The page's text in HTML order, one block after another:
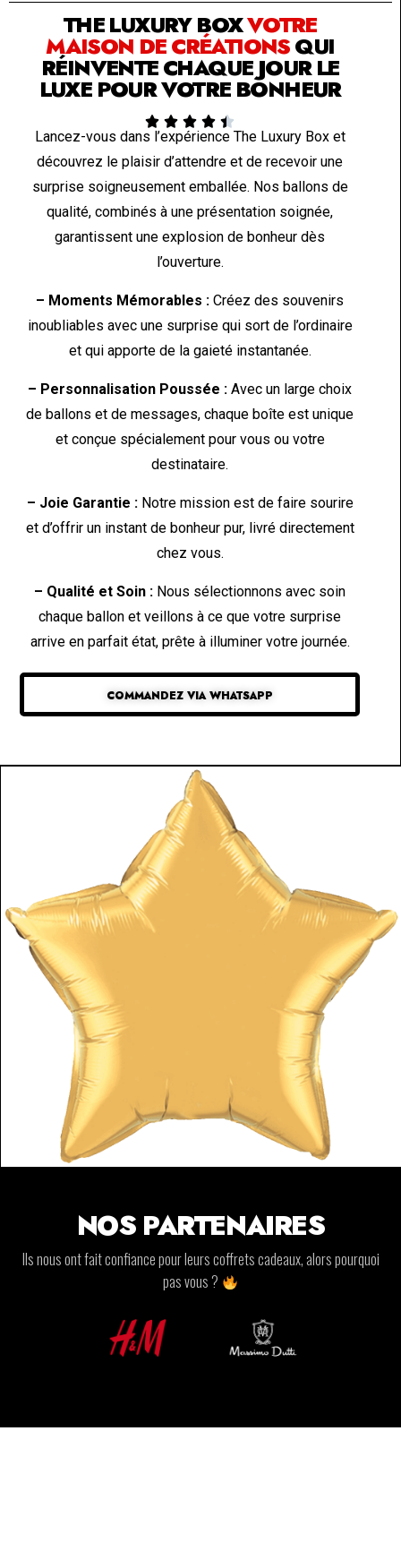
THE LUXURY BOXVOTRE
MAISON DE CRÉATIONSQUI
RÉINVENTE CHAQUE JOUR LE
LUXE POUR VOTRE BONHEUR
    
Lancez-vous dans l’expérience The Luxury Box et
découvrez le plaisir d’attendre et de recevoir une
surprise soigneusement emballée. Nos ballons de
qualité, combinés à une présentation soignée,
garantissent une explosion de bonheur dès
l’ouverture.
– Moments Mémorables : Créez des souvenirs
inoubliables avec une surprise qui sort de l’ordinaire
et qui apporte de la gaieté instantanée.
– Personnalisation Poussée : Avec un large choix
de ballons et de messages, chaque boîte est unique
et conçue spécialement pour vous ou votre
destinataire.
– Joie Garantie :Notre mission est de faire sourire
et d’offrir un instant de bonheur pur, livré directement
chez vous.
– Qualité et Soin : Nous sélectionnons avec soin
chaque ballon et veillons à ce que votre surprise
arrive en parfait état, prête à illuminer votre journée.
COMMANDEZ VIA WHATSAPP
NOS PARTENAIRES
Ils nous ont fait confiance pour leurs coffrets cadeaux, alors pourquoi
pas vous ?